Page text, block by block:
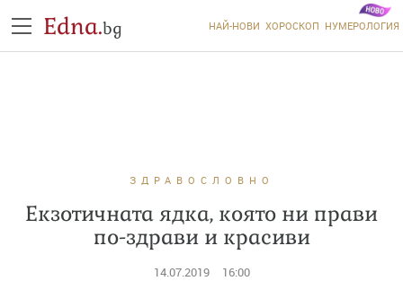
Edna.bg НАЙ-НОВИ ХОРОСКОП НУМЕРОЛОГИЯ
ЗДРАВОСЛОВНО
Екзотичната ядка, която ни прави
по-здрави и красиви
14.07.2019 16:00